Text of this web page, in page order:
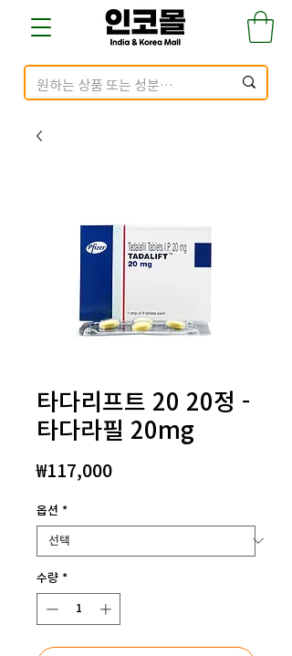
타다리프트 20 20정 -
타다라필 20mg
₩117,000가
옵션 *
수량 *